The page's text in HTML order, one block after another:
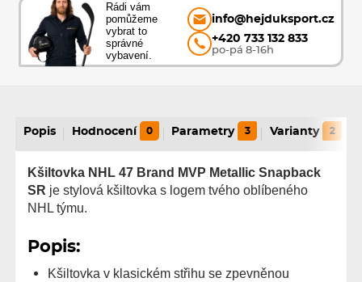
Rádi vám
pomůžeme
vybrat to
správné
vybavení.
info@hejduksport.cz
+420 733 132 833
po-pá 8-16h
Popis Hodnocení 0 Parametry 3 Varianty 2
Kšiltovka NHL 47 Brand MVP Metallic Snapback
SR je stylová kšiltovka s logem tvého oblíbeného
NHL týmu.
Popis:
Kšiltovka v klasickém střihu se zpevněnou